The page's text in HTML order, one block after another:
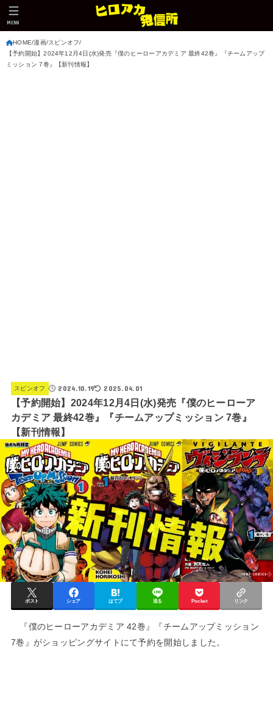
MENU
HOME 漫画 スピンオフ
【予約開始】2024年12月4日(水)発売『僕のヒーローアカデミア 最終42巻』『チームアップ
ミッション 7巻』【新刊情報】
スピンオフ 2024.10.19 2025.04.01
【予約開始】2024年12月4日(水)発売『僕のヒーローア
カデミア 最終42巻』『チームアップミッション 7巻』
【新刊情報】
ポスト シェア はてブ 送る Pocket リンク
『僕のヒーローアカデミア 42巻』『チームアップミッション
7巻』がショッピングサイトにて予約を開始しました。